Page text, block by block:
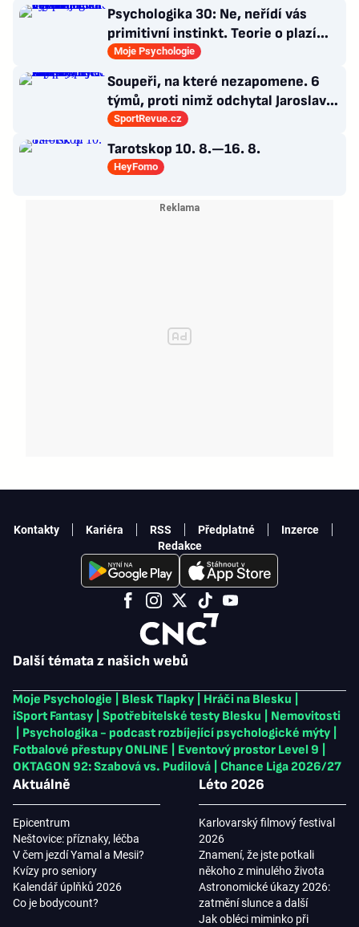
Psychologika 30: Ne, neřídí vás
primitivní instinkt. Teorie o plazím
mozku jen dokonalá výmluva
Moje Psychologie
Soupeři, na které nezapomene. 6
týmů, proti nimž odchytal Jaroslav
Drobný nejvíc zápasů v kariéře
SportRevue.cz
Tarotskop 10. 8.—16. 8.
HeyFomo
Další témata z našich webů
Moje Psychologie Blesk Tlapky Hráči na Blesku
iSport Fantasy
Spotřebitelské testy Blesku
Nemovitosti
Psychologika - podcast rozbíjející psychologické mýty
Fotbalové přestupy ONLINE
Eventový prostor Level 9
OKTAGON 92: Szabová vs. Pudilová
Chance Liga 2026/27
Aktuálně
Epicentrum
Neštovice: příznaky, léčba
V čem jezdí Yamal a Mesii?
Kvízy pro seniory
Kalendář úplňků 2026
Co je bodycount?
Léto 2026
Karlovarský filmový festival
2026
Znamení, že jste potkali
někoho z minulého života
Astronomické úkazy 2026:
zatmění slunce a další
Jak obléci miminko při
Kontakty Kariéra RSS Předplatné
Inzerce
Redakce